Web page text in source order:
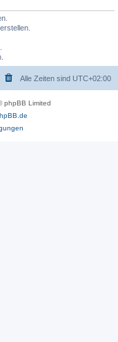
Alle Zeiten sind UTC+02:00
phpBB Limited